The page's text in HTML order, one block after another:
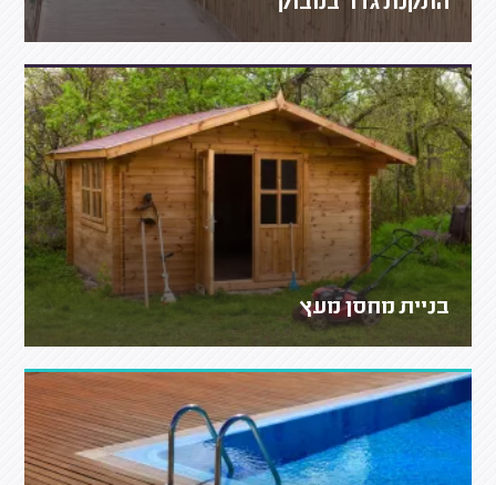
בניית מחסן מעץ